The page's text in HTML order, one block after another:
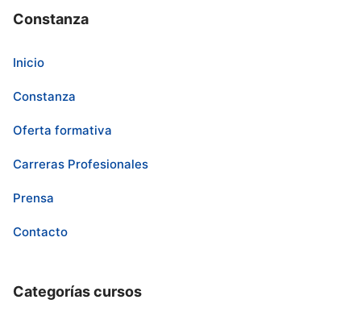
Constanza
Inicio
Constanza
Oferta formativa
Carreras Profesionales
Prensa
Contacto
Categorías cursos